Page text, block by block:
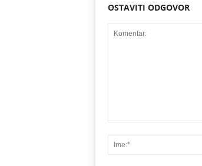
OSTAVITI ODGOVOR